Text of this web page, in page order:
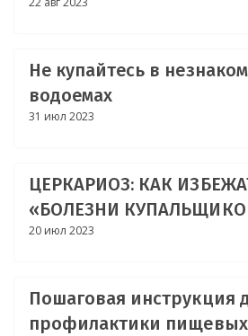
беременных и детского
Не купайтесь в
водоемах
31 июл 2023
ЦЕРКАРИОЗ: КАК
«БОЛЕЗНИ
20 июл 2023
Пошаговая инструкция
профилактики пищевых